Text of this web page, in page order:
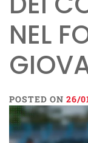
NEL
POSTED ON 26/